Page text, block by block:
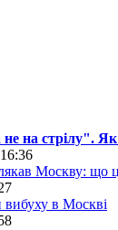
на стрілу". Як
Москву: що
вибуху в Москві